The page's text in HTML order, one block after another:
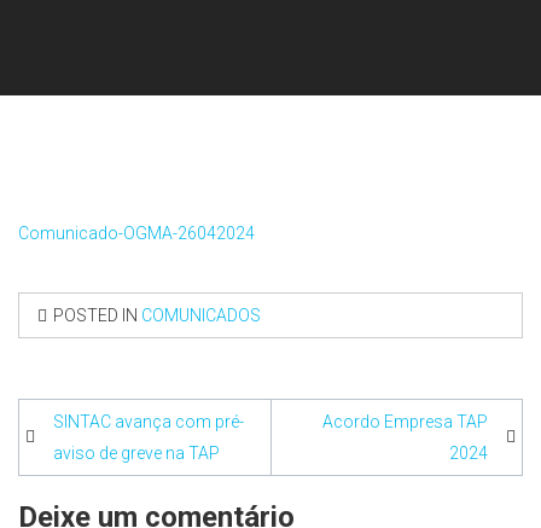
Comunicado-OGMA-26042024
POSTED IN COMUNICADOS
Navegação
de
artigos
SINTAC avança com pré-
aviso de greve na TAP
Acordo Empresa TAP
2024
Deixe um comentário